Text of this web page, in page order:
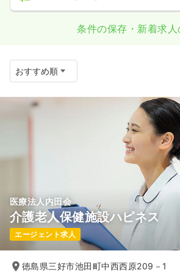
条件の保存・新着求
医療法人内田会
介護老人保健施設ハピネス
エージェント求人
徳島県三好市池田町中西西原209－1